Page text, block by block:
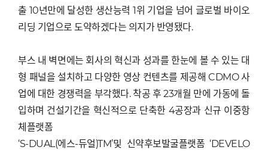
출 10년만에 달성한 생산능력 1위 기업을 넘어 글로벌 바이오
리딩 기업으로 도약하겠다는 의지가 반영됐다.
부스 내 벽면에는 회사의 혁신과 성과를 한눈에 볼 수 있는 대
형 패널을 설치하고 다양한 영상 컨텐츠를 제공해 CDMO 사
업에 대한 경쟁력을 부각했다. 착공 후 23개월 만에 가동에 돌
입하며 건설기간을 혁신적으로 단축한 4공장과 신규 이중항
체플랫폼
‘S-DUAL(에스-듀얼)TM’및 신약후보발굴플랫폼 ‘DEVELO